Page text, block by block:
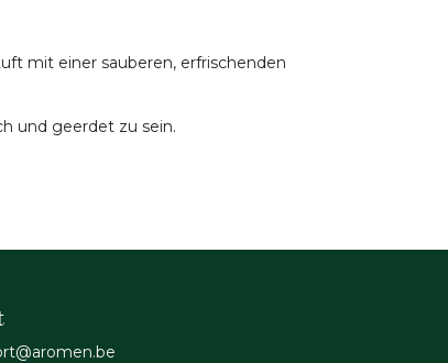
mit einer sauberen, erfrischenden
und geerdet zu sein.